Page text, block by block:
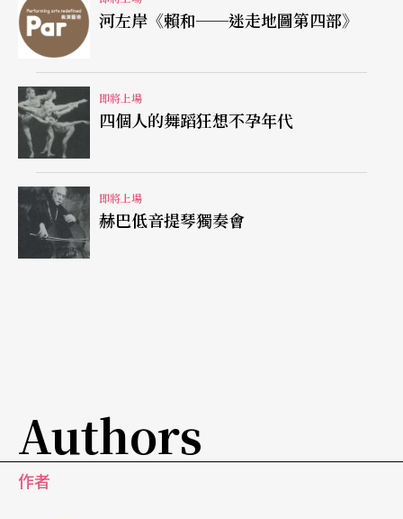
河左岸《賴和──迷走地圖第四部》
即將上場
四個人的舞蹈狂想不孕年代
即將上場
赫巴低音提琴獨奏會
Authors
作者